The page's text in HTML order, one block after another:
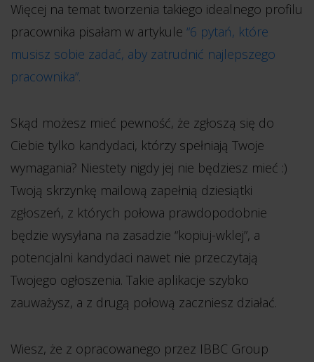
Więcej na temat tworzenia takiego idealnego profilu
pracownika pisałam w artykule “6 pytań, które
musisz sobie zadać, aby zatrudnić najlepszego
pracownika”.
Skąd możesz mieć pewność, że zgłoszą się do
Ciebie tylko kandydaci, którzy spełniają Twoje
wymagania? Niestety nigdy jej nie będziesz mieć :)
Twoją skrzynkę mailową zapełnią dziesiątki
zgłoszeń, z których połowa prawdopodobnie
będzie wysyłana na zasadzie “kopiuj-wklej”, a
potencjalni kandydaci nawet nie przeczytają
Twojego ogłoszenia. Takie aplikacje szybko
zauważysz, a z drugą połową zaczniesz działać.
Wiesz, że z opracowanego przez IBBC Group